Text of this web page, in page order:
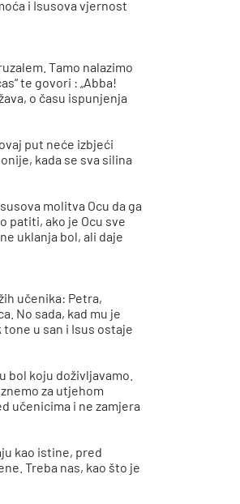
i Isusova vjernost
Tamo nalazimo
te govori : „Abba!
o času ispunjenja
put neće izbjeći
kada se sva silina
molitva Ocu da ga
patiti, ako je Ocu sve
uklanja bol, ali daje
učenika: Petra,
No sada, kad mu je
u san i Isus ostaje
koju doživljavamo.
za utjehom
učenicima i ne zamjera
kao istine, pred
Treba nas, kao što je